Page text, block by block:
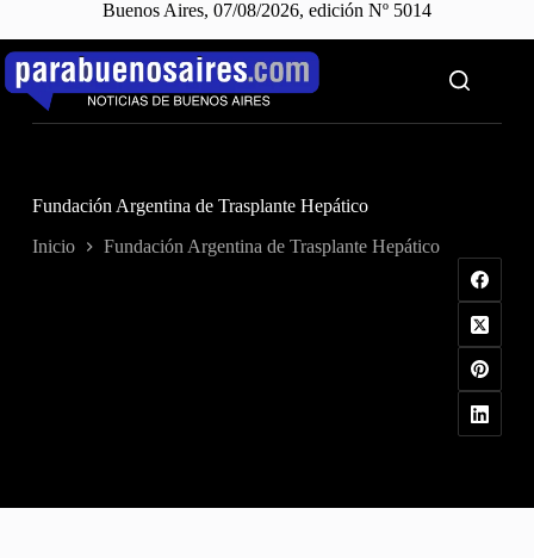
Buenos Aires, 07/08/2026, edición Nº 5014
Saltar
contenido
Fundación Argentina de Trasplante Hepático
Inicio Fundación Argentina de Trasplante Hepático